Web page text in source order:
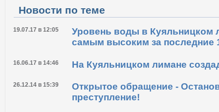
Новости по теме
19.07.17 в 12:05
Уровень воды в Куяльницком
самым высоким за последние
16.06.17 в 14:46 На Куяльницком лимане
26.12.14 в 15:39
Открытое обращение -
преступление!